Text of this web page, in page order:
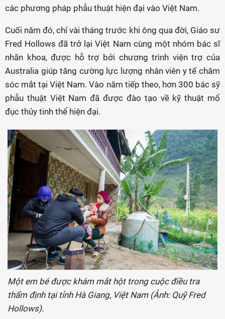
các phương pháp phẫu thuật hiện đại vào Việt Nam.
Cuối năm đó, chỉ vài tháng trước khi ông qua đời, Giáo sư
Fred Hollows đã trở lại Việt Nam cùng một nhóm bác sĩ
nhãn khoa, được hỗ trợ bởi chương trình viện trợ của
Australia giúp tăng cường lực lượng nhân viên y tế chăm
sóc mắt tại Việt Nam. Vào năm tiếp theo, hơn 300 bác sỹ
phẫu thuật Việt Nam đã được đào tạo về kỹ thuật mổ
đục thủy tinh thể hiện đại.
Một em bé được khám mắt hột trong cuộc điều tra
thẩm định tại tỉnh Hà Giang, Việt Nam (Ảnh: Quỹ Fred
Hollows).